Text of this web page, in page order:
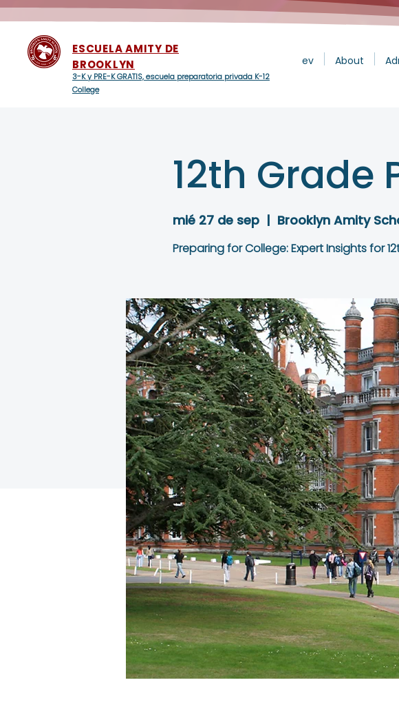
ESCUELA AMITY DE
BROOKLYN
3-K y PRE-K GRATIS, escuela preparatoria privada K-12
College
ev About
12th Grade
mié 27 de sep
  |
Brooklyn Amity
Preparing for College: Expert Insights for